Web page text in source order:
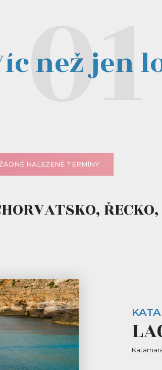
než jen
NALEZENÉ TERMÍNY